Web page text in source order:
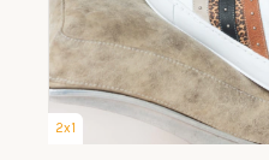
2x1